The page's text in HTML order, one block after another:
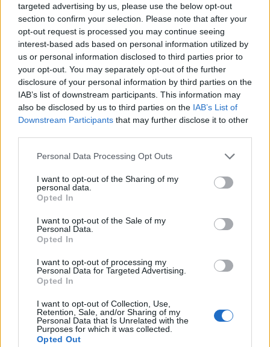
targeted advertising by us, please use the below opt-out
section to confirm your selection. Please note that after your
opt-out request is processed you may continue seeing
interest-based ads based on personal information utilized by
us or personal information disclosed to third parties prior to
your opt-out. You may separately opt-out of the further
disclosure of your personal information by third parties on the
IAB’s list of downstream participants. This information may
also be disclosed by us to third parties on the IAB’s List of
Downstream Participants that may further disclose it to other
Personal Data Processing Opt Outs
I want to opt-out of the Sharing of my
personal data.
Opted In
I want to opt-out of the Sale of my
Personal Data.
Opted In
I want to opt-out of processing my
Personal Data for Targeted Advertising.
Opted In
I want to opt-out of Collection, Use,
Retention, Sale, and/or Sharing of my
Personal Data that Is Unrelated with the
Purposes for which it was collected.
Opted Out
Τα νηστίσιμα του
Δεκαπενταύγουστου: Συνταγές με
γεύση καλοκαιριού
8 Αυγούστου 2026 08:17
ΜΑΤΙΕΣ ΣΤΟ ΠΑΡΕΛΘΟΝ
Μπλεκ: O ήρωας που έδερνε τους
Άγγλους και φορούσε γούνινο καπέλο
και γιλέκο χειμώνα καλοκαίρι!
8 Αυγούστου 2026 08:14
ΚΡΗΤΗ
Κρήτη: O καιρός του Σαββάτου 8
Αυγούστου
8 Αυγούστου 2026 08:12
Δημοφιλή αυτή την εβδομάδα